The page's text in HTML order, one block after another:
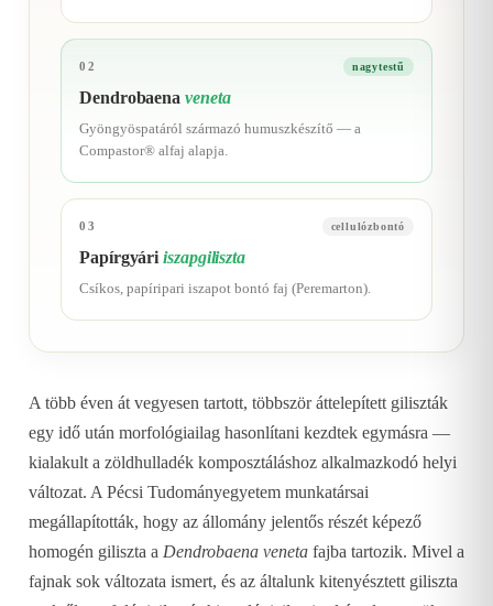
02 nagytestű
Dendrobaenaveneta
Gyöngyöspatáról származó humuszkészítő — a
Compastor® alfaj alapja.
03 cellulózbontó
Papírgyáriiszapgiliszta
Csíkos, papíripari iszapot bontó faj (Peremarton).
A több éven át vegyesen tartott, többször áttelepített giliszták
egy idő után morfológiailag hasonlítani kezdtek egymásra —
kialakult a zöldhulladék komposztáláshoz alkalmazkodó helyi
változat. A Pécsi Tudományegyetem munkatársai
megállapították, hogy az állomány jelentős részét képező
homogén giliszta a Dendrobaena veneta fajba tartozik. Mivel a
fajnak sok változata ismert, és az általunk kitenyésztett giliszta